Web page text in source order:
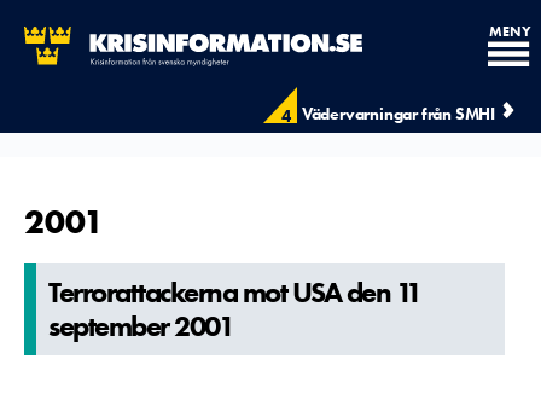
4 Vädervarningar från SMHI
MENY
2001
Terroratta­ckerna mot USA den 11
september 2001